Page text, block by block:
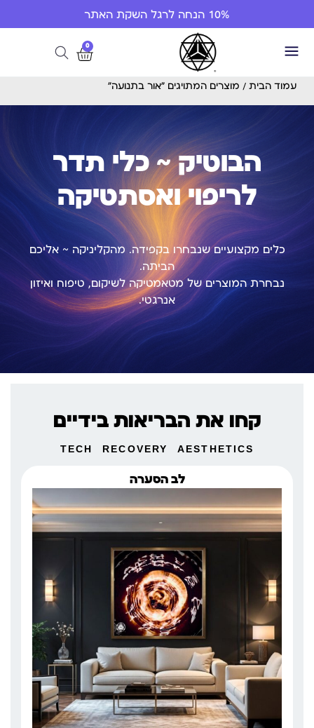
10% הנחה לרגל השקת האתר
0
עמוד הבית / מוצרים המתויגים “אור בתנועה”
הבוטיק ~ כלי תדר
לריפוי ואסתטיקה
כלים מקצועיים שנבחרו בקפידה. מהקליניקה ~ אליכם
הביתה.
נבחרת המוצרים של מטאמטיקה לשיקום, טיפוח ואיזון
אנרגטי.
קחו את הבריאות בידיים
AESTHETICS
RECOVERY
TECH
לב הסערה